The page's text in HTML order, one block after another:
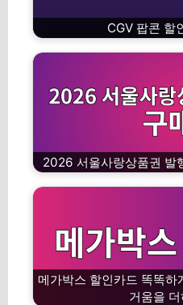
CGV 팝콘 할
2026 서울사랑상품권 발
메가박스 할인카드 똑똑하
거움을